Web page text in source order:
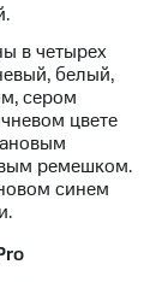
в четырех
белый,
сером
цвете
ремешком.
синем